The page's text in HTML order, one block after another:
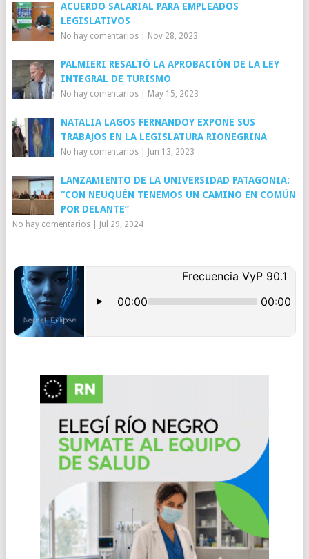
ACUERDO SALARIAL PARA EMPLEADOS
LEGISLATIVOS
No hay comentarios| Nov 28, 2023
PALMIERI RESALTÓ LA APROBACIÓN DE LA LEY
INTEGRAL DE TURISMO
No hay comentarios| May 15, 2023
NATALIA LAGOS FERNANDOY EXPONE SUS
TRABAJOS EN LA LEGISLATURA RIONEGRINA
No hay comentarios| Jun 13, 2023
LANZAMIENTO DE LA UNIVERSIDAD PATAGONIA:
“CON NEUQUÉN TENEMOS UN CAMINO EN COMÚN
POR DELANTE”
No hay comentarios| Jul 29, 2024